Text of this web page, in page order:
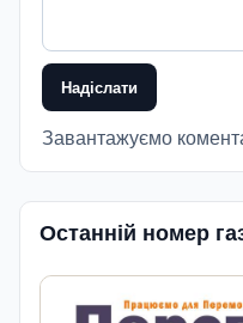
Надіслати
Завантажуємо
Останній номер